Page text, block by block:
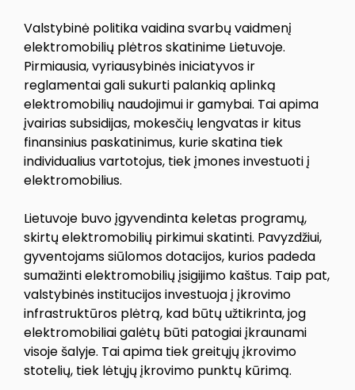
Valstybinė politika vaidina svarbų vaidmenį
elektromobilių plėtros skatinime Lietuvoje.
Pirmiausia, vyriausybinės iniciatyvos ir
reglamentai gali sukurti palankią aplinką
elektromobilių naudojimui ir gamybai. Tai apima
įvairias subsidijas, mokesčių lengvatas ir kitus
finansinius paskatinimus, kurie skatina tiek
individualius vartotojus, tiek įmones investuoti į
elektromobilius.
Lietuvoje buvo įgyvendinta keletas programų,
skirtų elektromobilių pirkimui skatinti. Pavyzdžiui,
gyventojams siūlomos dotacijos, kurios padeda
sumažinti elektromobilių įsigijimo kaštus. Taip pat,
valstybinės institucijos investuoja į įkrovimo
infrastruktūros plėtrą, kad būtų užtikrinta, jog
elektromobiliai galėtų būti patogiai įkraunami
visoje šalyje. Tai apima tiek greitųjų įkrovimo
stotelių, tiek lėtųjų įkrovimo punktų kūrimą.